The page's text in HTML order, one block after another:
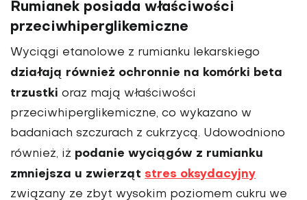
Rumianek posiada właściwości
przeciwhiperglikemiczne
Wyciągi etanolowe z rumianku lekarskiego
działają również ochronnie na komórki beta
trzustki oraz mają właściwości
przeciwhiperglikemiczne, co wykazano w
badaniach szczurach z cukrzycą. Udowodniono
również, iż podanie wyciągów z rumianku
zmniejsza u zwierząt stres oksydacyjny
związany ze zbyt wysokim poziomem cukru we